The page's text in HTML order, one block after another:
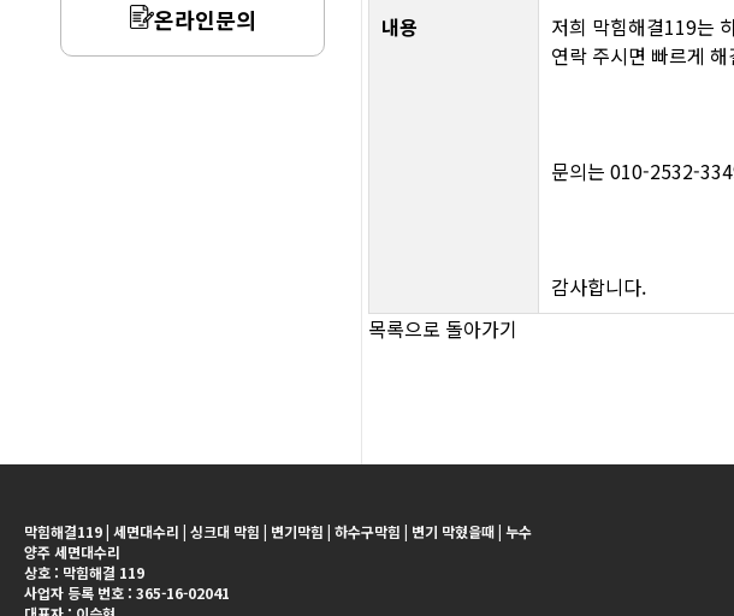
온라인문의 내용
저희 막힘해결119는
연락 주시면 빠르게
문의는 010-2532-
감사합니다.
목록으로 돌아가기
막힘해결119 | 세면대수리 | 싱크대 막힘 | 변기막힘 | 하수구막힘 | 변기 막혔을때 | 누수
양주 세면대수리
상호 : 막힘해결 119
사업자 등록 번호 : 365-16-02041